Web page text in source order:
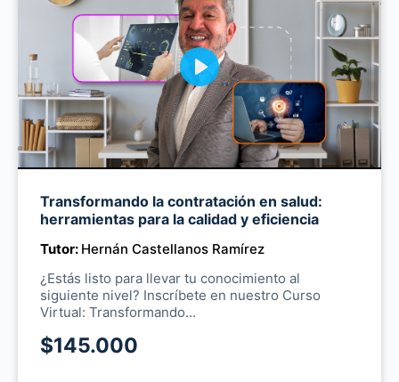
M
u
t
e
P
l
a
y
Transformando la contratación en salud:
herramientas para la calidad y eficiencia
Tutor: Hernán Castellanos Ramírez
¿Estás listo para llevar tu conocimiento al
siguiente nivel? Inscríbete en nuestro Curso
Virtual: Transformando...
$145.000